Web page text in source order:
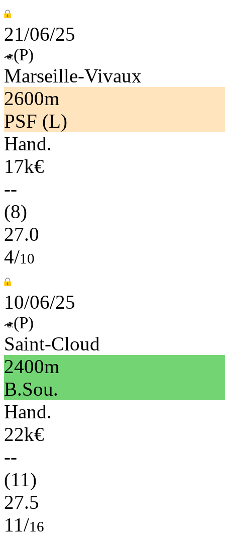
21/06/25
(P)
Marseille-Vivaux
2600m
PSF (L)
Hand.
17k€
--
(8)
27.0
4/10
10/06/25
(P)
Saint-Cloud
2400m
B.Sou.
Hand.
22k€
--
(11)
27.5
11/16